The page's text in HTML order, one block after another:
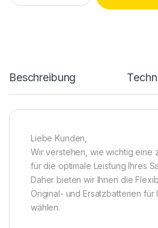
Beschreibung
Liebe Kunden,
Wir verstehen, wie wichtig eine
für die optimale Leistung Ihres
Daher bieten wir Ihnen die
Original- und Ersatzbatterien für
wählen.